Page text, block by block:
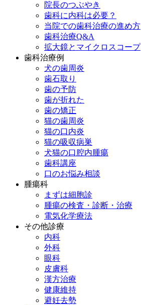
院長のつぶやき
歯科に内科は必要？
当院での歯科治療の進め方
歯科治療Q&A
拡大鏡とマイクロスコープ
歯科治療例
犬の歯周炎
歯石取り
歯の予防
歯が折れた
歯の矯正
猫の歯周炎
猫の口内炎
猫の吸収病巣
犬猫の口腔内腫瘍
歯科講座
口のお悩み相談
腫瘍科
まずは細胞診
腫瘍の検査・診断・治療
電気化学療法
その他診療
内科
外科
眼科
皮膚科
漢方治療
健康維持
避妊去勢